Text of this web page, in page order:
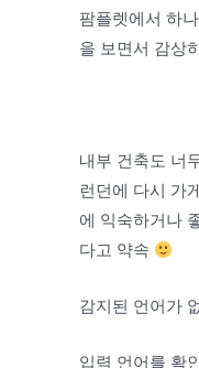
팜플렛에서 하
을 보면서 감상
내부 건축도 너
런던에 다시 가
에 익숙하거나
다고 약속
감지된 언어가
입력 언어를 확